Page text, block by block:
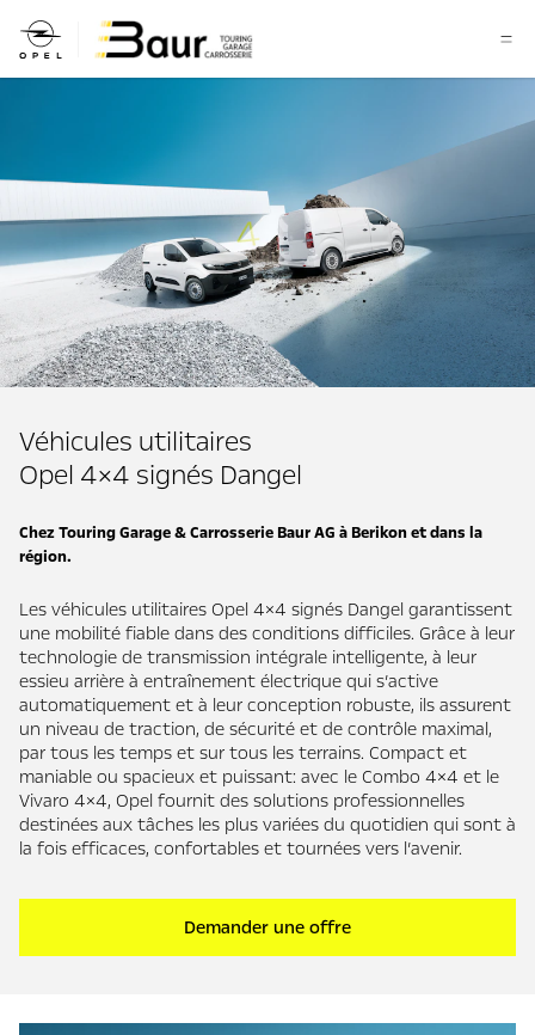
Véhicules utilitaires
Opel 4×4 signés Dangel
Chez Touring Garage & Carrosserie Baur AG à Berikon et dans la
région.
Les véhicules utilitaires Opel 4×4 signés Dangel garantissent
une mobilité fiable dans des conditions difficiles. Grâce à leur
technologie de transmission intégrale intelligente, à leur
essieu arrière à entraînement électrique qui s’active
automatiquement et à leur conception robuste, ils assurent
un niveau de traction, de sécurité et de contrôle maximal,
par tous les temps et sur tous les terrains. Compact et
maniable ou spacieux et puissant: avec le Combo 4×4 et le
Vivaro 4×4, Opel fournit des solutions professionnelles
destinées aux tâches les plus variées du quotidien qui sont à
la fois efficaces, confortables et tournées vers l’avenir.
Demander une offre